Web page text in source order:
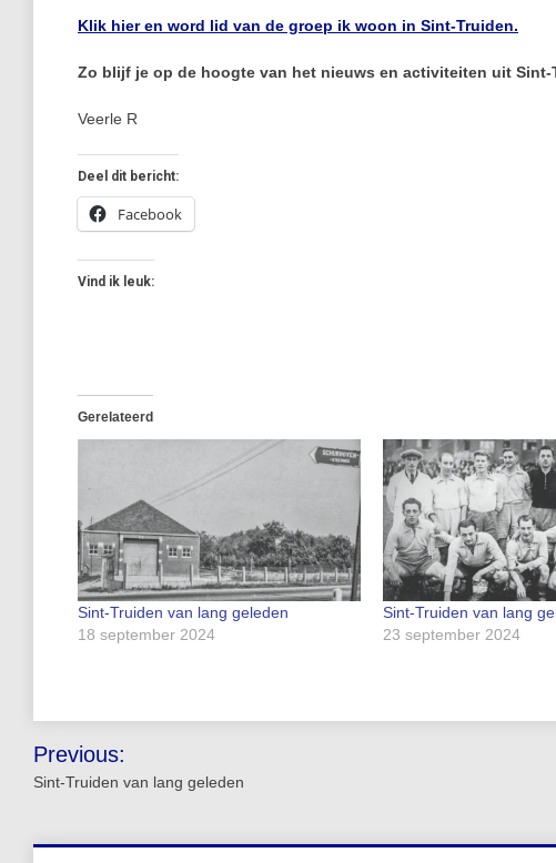
Klik hier en word lid van de groep ik woon in Sint-Truiden.
Zo blijf je op de hoogte van het nieuws en activiteiten uit Sint-
Veerle R
Deel dit bericht:
Facebook
Vind ik leuk:
Gerelateerd
Sint-Truiden van lang geleden
18 september 2024
Sint-Truiden van lang
23 september 2024
Bericht
navigatie
Previous:
Sint-Truiden van lang geleden